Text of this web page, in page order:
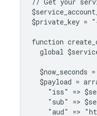
$private_key =
function
global
$now_seconds
$payload =
"iss" =>
"sub" =>
"aud" =>